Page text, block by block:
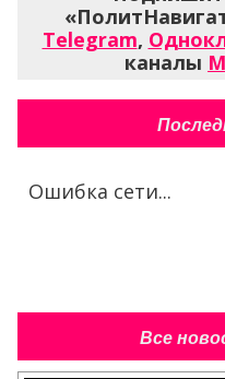
Telegram,
каналы
Ошибка сети...
Все